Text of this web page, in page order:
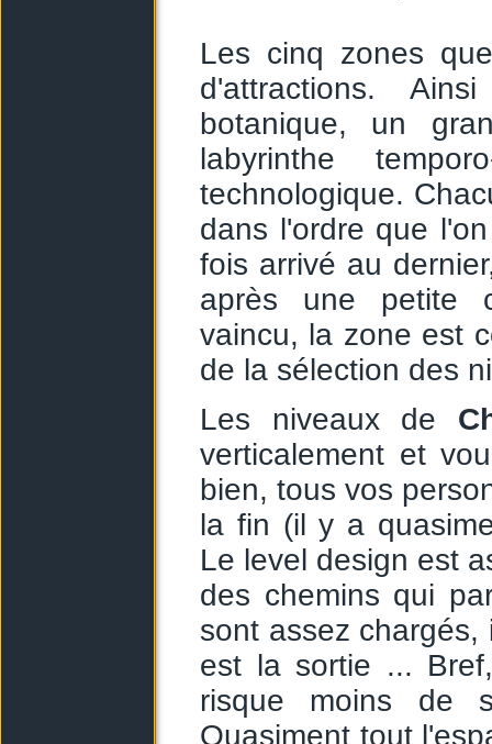
Les cinq zones
d'attractions.
botanique, un
labyrinthe
technologique.
dans l'ordre que
fois arrivé au
après une petite
vaincu, la zone est
de la sélection des
Les niveaux de
verticalement et
bien, tous vos
la fin (il y a
Le level design est
des chemins qui
sont assez
est la sortie ...
risque moins de
Quasiment tout